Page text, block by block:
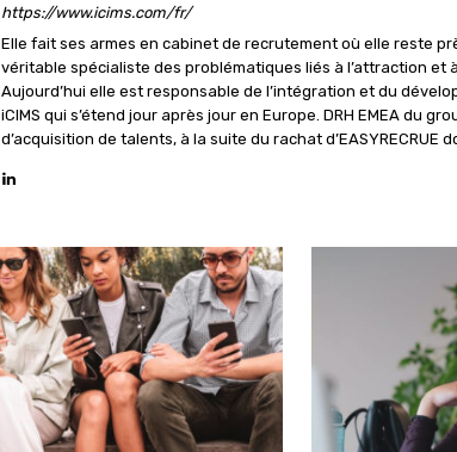
https://www.icims.com/fr/
Elle fait ses armes en cabinet de recrutement où elle reste
véritable spécialiste des problématiques liés à l’attraction et
Aujourd’hui elle est responsable de l’intégration et du
iCIMS qui s’étend jour après jour en Europe. DRH EMEA du
d’acquisition de talents, à la suite du rachat d’EASYRECRUE